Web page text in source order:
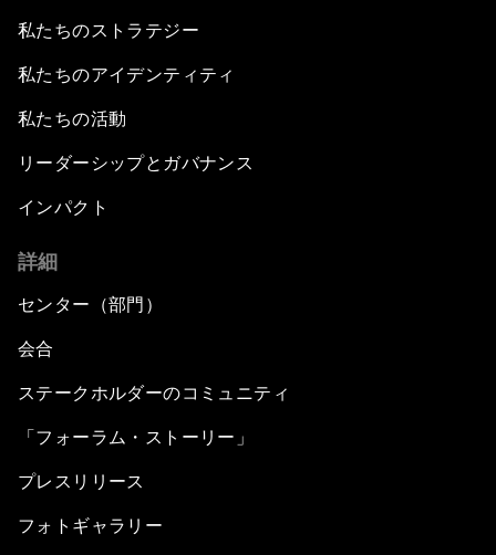
私たちのストラテジー
私たちのアイデンティティ
私たちの活動
リーダーシップとガバナンス
インパクト
詳細
センター（部門）
会合
ステークホルダーのコミュニティ
「フォーラム・ストーリー」
プレスリリース
フォトギャラリー